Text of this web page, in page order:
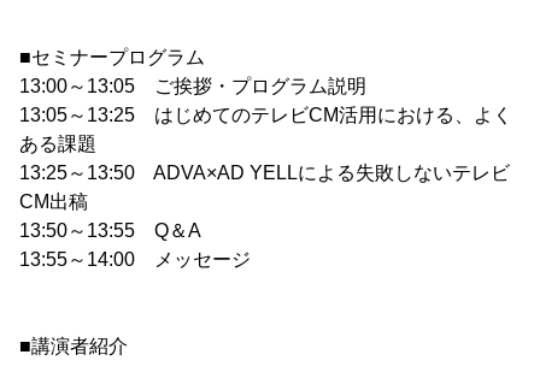
■セミナープログラム
13:00～13:05 ご挨拶・プログラム説明
13:05～13:25 はじめてのテレビCM活用における、よく
ある課題
13:25～13:50 ADVA×AD YELLによる失敗しないテレビ
CM出稿
13:50～13:55 Q＆A
13:55～14:00 メッセージ
■講演者紹介